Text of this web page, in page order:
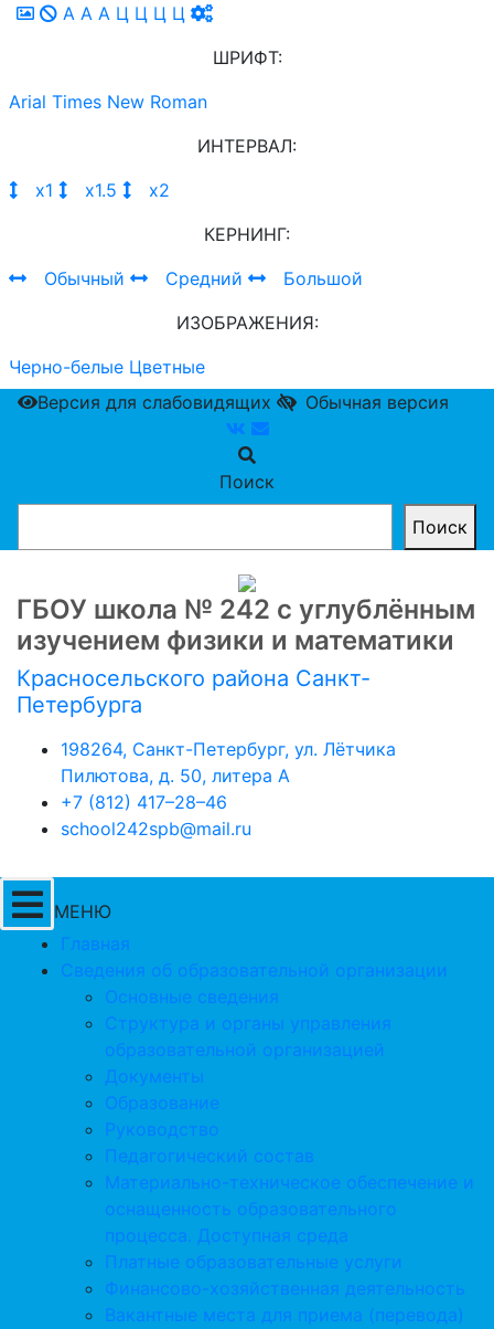
A A A Ц Ц Ц Ц
ШРИФТ:
Arial Times New Roman
ИНТЕРВАЛ:
х1
х1.5
х2
КЕРНИНГ:
Обычный
Средний
Большой
ИЗОБРАЖЕНИЯ:
Черно-белые Цветные
Версия для слабовидящих
Обычная версия
Поиск
Поиск
ГБОУ школа № 242 с углублённым
изучением физики и математики
Красносельского района Санкт-
Петербурга
198264, Санкт-Петербург, ул. Лётчика
Пилютова, д. 50, литера А
+7 (812) 417–28–46
school242spb@mail.ru
МЕНЮ
Главная
Сведения об образовательной организации
Основные сведения
Структура и органы управления
образовательной организацией
Документы
Образование
Руководство
Педагогический состав
Материально-техническое обеспечение и
оснащенность образовательного
процесса. Доступная среда
Платные образовательные услуги
Финансово-хозяйственная деятельность
Вакантные места для приема (перевода)